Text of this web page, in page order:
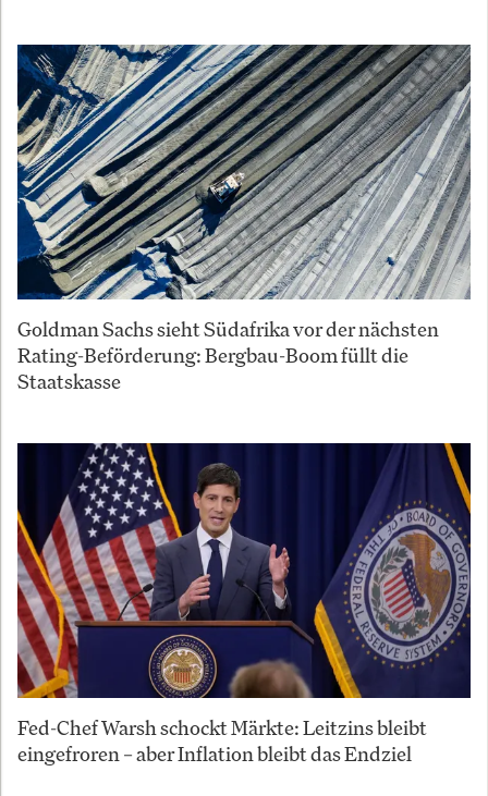
Goldman Sachs sieht Südafrika vor der nächsten
Rating-Beförderung: Bergbau-Boom füllt die
Staatskasse
Fed-Chef Warsh schockt Märkte: Leitzins bleibt
eingefroren – aber Inflation bleibt das Endziel